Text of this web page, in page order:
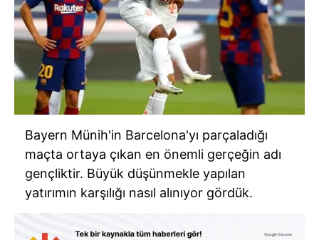
Bayern Münih'in Barcelona'yı parçaladığı
maçta ortaya çıkan en önemli gerçeğin adı
gençliktir. Büyük düşünmekle yapılan
yatırımın karşılığı nasıl alınıyor gördük.